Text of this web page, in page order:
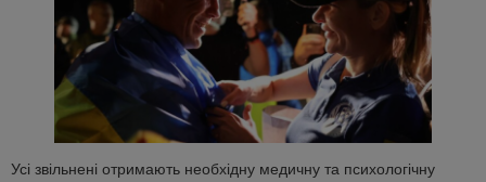
Усі звільнені отримають необхідну медичну та психологічну